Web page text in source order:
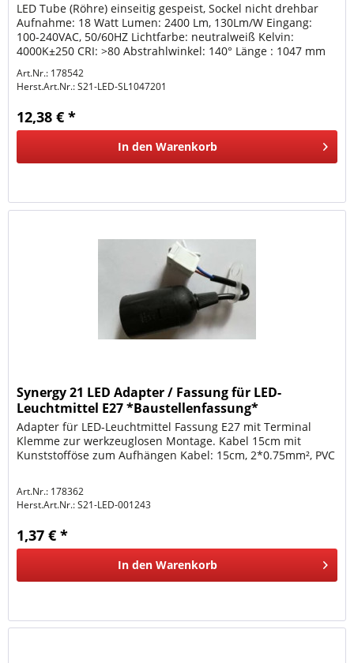
LED Tube (Röhre) einseitig gespeist, Sockel nicht drehbar
Aufnahme: 18 Watt Lumen: 2400 Lm, 130Lm/W Eingang:
100-240VAC, 50/60HZ Lichtfarbe: neutralweiß Kelvin:
4000K±250 CRI: >80 Abstrahlwinkel: 140° Länge : 1047 mm
Art.Nr.: 178542
Herst.Art.Nr.:S21-LED-SL1047201
12,38 € *
In den Warenkorb
Synergy 21 LED Adapter / Fassung für LED-
Leuchtmittel E27 *Baustellenfassung*
Adapter für LED-Leuchtmittel Fassung E27 mit Terminal
Klemme zur werkzeuglosen Montage. Kabel 15cm mit
Kunststofföse zum Aufhängen Kabel: 15cm, 2*0.75mm², PVC
Art.Nr.: 178362
Herst.Art.Nr.:S21-LED-001243
1,37 € *
In den Warenkorb